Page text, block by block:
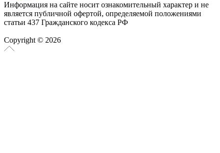
Информация на сайте носит ознакомительный характер и не
является публичной офертой, определяемой положениями
статьи 437 Гражданского кодекса РФ
Copyright © 2026